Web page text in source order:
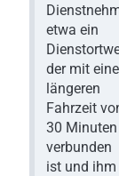
etwa ein
der mit
längeren
Fahrzeit
30 Minuten
verbunden
ist und ihm